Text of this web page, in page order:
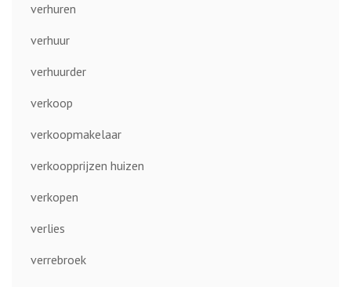
verhuren
verhuur
verhuurder
verkoop
verkoopmakelaar
verkoopprijzen huizen
verkopen
verlies
verrebroek